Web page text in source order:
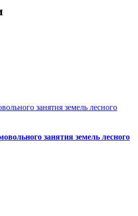
занятия земель лесного
занятия земель лесного